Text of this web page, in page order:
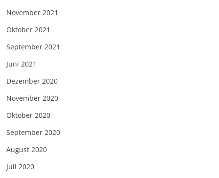
November 2021
Oktober 2021
September 2021
Juni 2021
Dezember 2020
November 2020
Oktober 2020
September 2020
August 2020
Juli 2020